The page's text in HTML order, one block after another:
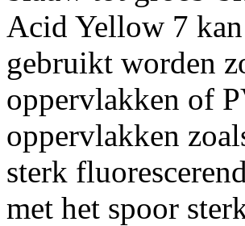
Acid Yellow 7
gebruikt worden
oppervlakken of
oppervlakken
sterk
met het spoor